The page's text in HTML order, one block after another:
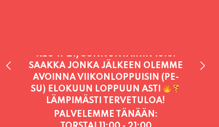
PALVELEMME TÄNÄÄN:
TORSTAI11:00 - 21:00
PALVELEMME PÄIVITTÄIN (MA-SU
KLO 11-21) SUNNUNTAIHIN 16.8.
SAAKKA JONKA JÄLKEEN OLEMME